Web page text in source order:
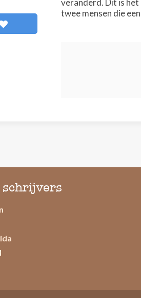
veranderd. Dit is het
twee mensen die
schrijvers